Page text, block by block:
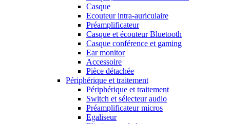
Casque
Ecouteur intra-auriculaire
Préamplificateur
Casque et écouteur Bluetooth
Casque conférence et gaming
Ear monitor
Accessoire
Pièce détachée
Périphérique et traitement
Périphérique et traitement
Switch et sélecteur audio
Préamplificateur micros
Egaliseur